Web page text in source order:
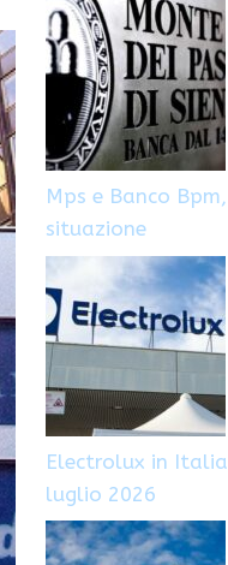
Mps e Banco
situazione
Electrolux in
luglio 2026